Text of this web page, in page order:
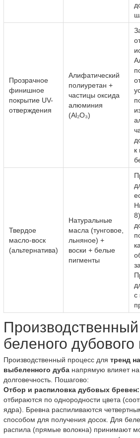
Прозрачное
финишное
покрытие UV-
отверждения
Алифатический
полиуретан +
частицы оксида
алюминия
(Al₂O₃)
к
Твердое
масло-воск
(альтернатива)
Натуральные
масла (тунговое,
льняное) +
воски + белые
пигменты
с
беленого дубового
Производственный процесс для тренд
выбеленного дуба напрямую влияет
долговечность. Пошагово:
Отбор и распиловка дубовых бревен:
отбираются по однородности цвета
ядра). Бревна распиливаются
способом для получения досок. Для
распила (прямые волокна) принимают